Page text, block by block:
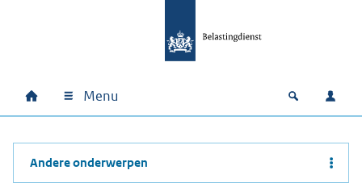
Hoofdnavigatie
Home Menu Open
Andere onderwerpen